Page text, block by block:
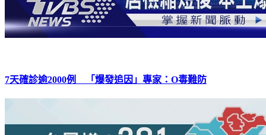
7天確診逾2000例 「爆發追因」專家：O毒難防